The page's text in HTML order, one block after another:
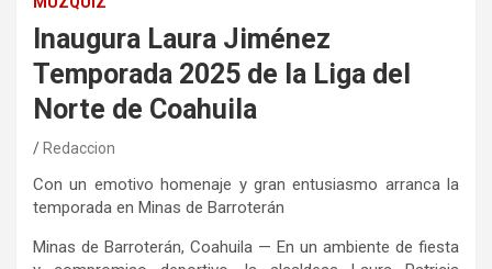
Inaugura Laura Jiménez
Temporada 2025 de la Liga del
Norte de Coahuila
Redaccion
Con un emotivo homenaje y gran entusiasmo arranca la
temporada en Minas de Barroterán
Minas de Barroterán, Coahuila — En un ambiente de fiesta